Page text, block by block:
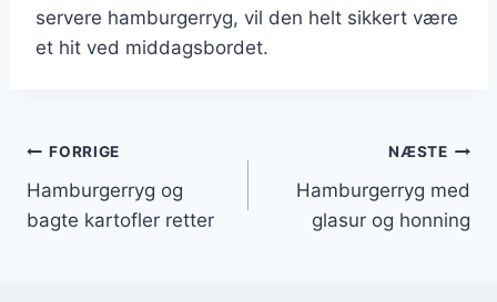
servere hamburgerryg, vil den helt sikkert være
et hit ved middagsbordet.
Indlægsnavigation
FORRIGE
Hamburgerryg og
bagte kartofler retter
NÆSTE
Hamburgerryg med
glasur og honning